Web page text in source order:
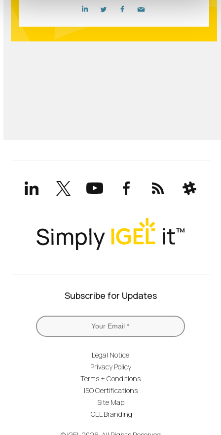
LinkedInX
(formerly
Twitter)
YouTubeFacebookRSS Slack
Subscribe for Updates
Legal Notice
Privacy Policy
Terms + Conditions
ISO Certifications
Site Map
IGEL Branding